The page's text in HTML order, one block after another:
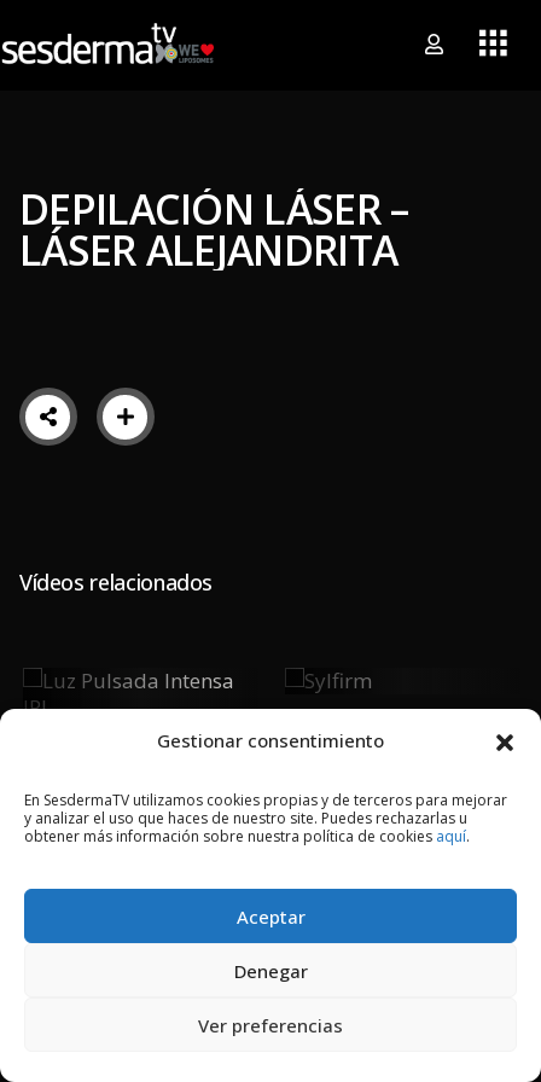
Gestionar consentimiento
En SesdermaTV utilizamos cookies propias y de terceros para mejorar
y analizar el uso que haces de nuestro site. Puedes rechazarlas u
obtener más información sobre nuestra política de cookies aquí.
Aceptar
Denegar
Ver preferencias
DEPILACIÓN LÁSER –
LÁSER ALEJANDRITA
Vídeos relacionados
Luz Pulsada
Sylfirm
2018 © Copyright Sesderma SL
CONTACTO
AVISO LEGAL